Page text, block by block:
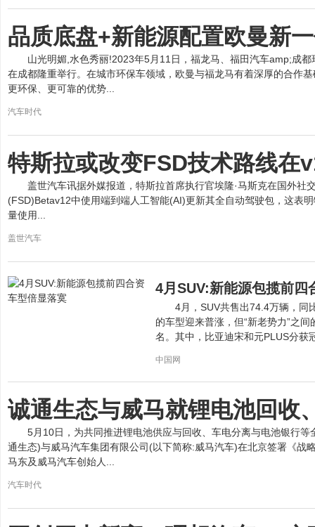
品质底盘+新能源配置欧曼新
山光明媚,水色秀丽!2023年5月11日，福龙马、福田汽车amp;成
在成都隆重举行。在城市环保车领域，欧曼与福龙马有着深厚的合作
更环保、更可靠的优势...
汽车时代
特斯拉或改变FSD技术路线在
盖世汽车讯据外媒报道，特斯拉首席执行官埃隆·马斯克在国外社
(FSD)Betav12中使用端到端人工智能(AI)更新其全自动驾驶包，这表
量使用...
盖世汽车
4月SUV:新能源包揽前四
4月，SUV共售出74.4万辆，同
的车型迎来普涨，但“新老势力”之
名。其中，比亚迪宋和元PLUS分获
中国网
诚通生态与威马就锂电池回收
5月10日，为共同推进锂电池供应与回收、车电分离与电池银行
通生态)与威马汽车集团有限公司(以下简称:威马汽车)在北京签署《战
马东及威马汽车创始人...
汽车时代